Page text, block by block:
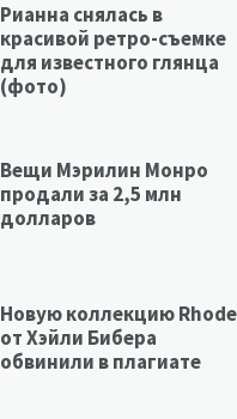
Рианна снялась в
красивой ретро-съемке
для известного глянца
(фото)
Вещи Мэрилин Монро
продали за 2,5 млн
долларов
Новую коллекцию Rhode
от Хэйли Бибера
обвинили в плагиате